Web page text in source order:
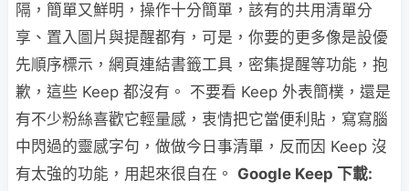
隔，簡單又鮮明，操作十分簡單，該有的共用清單分
享、置入圖片與提醒都有，可是，你要的更多像是設優
先順序標示，網頁連結書籤工具，密集提醒等功能，抱
歉，這些 Keep 都沒有。 不要看 Keep 外表簡樸，還是
有不少粉絲喜歡它輕量感，衷情把它當便利貼，寫寫腦
中閃過的靈感字句，做做今日事清單，反而因 Keep 沒
有太強的功能，用起來很自在。 Google Keep 下載: